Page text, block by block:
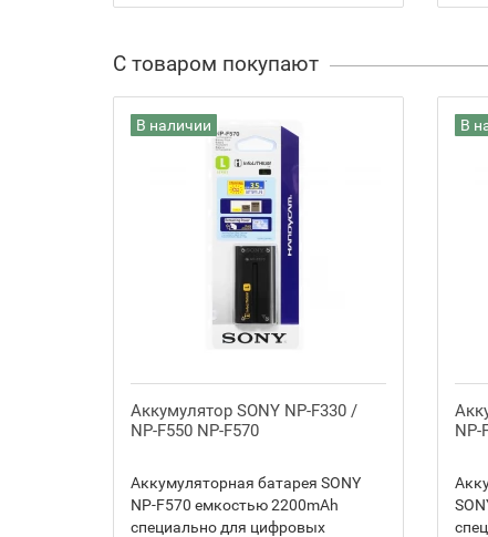
С товаром покупают
В наличии
Аккумулятор SONY NP-F330 /
NP-F550 NP-F570
Аккумуляторная батарея SONY
NP-F570 емкостью 2200mAh
специально для цифровых
В
NP-